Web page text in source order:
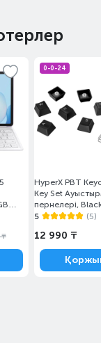
₸
0-0-24
HyperX PBT
Key Set
пернелері,
(519P1AA#ACB)
5 (5)
12 990 ₸